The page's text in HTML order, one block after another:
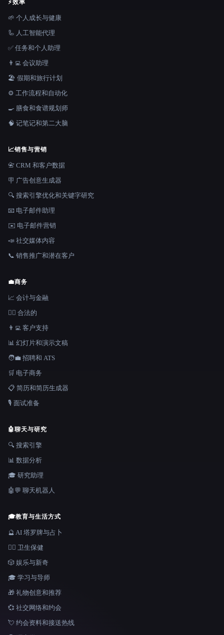
⚡效率
🌱 个人成长与健康
🦾 人工智能代理
✅ 任务和个人助理
👨‍💻 会议助理
🏖 假期和旅行计划
⚙️ 工作流程和自动化
🍳 膳食和食谱规划师
🧠 记笔记和第二大脑
📈销售与营销
📇 CRM 和客户数据
🪧 广告创意生成器
🔍 搜索引擎优化和关键字研究
📧 电子邮件助理
✉️ 电子邮件营销
📣 社交媒体内容
📞 销售推广和潜在客户
💼商务
📈 会计与金融
👩‍⚖️ 合法的
👨‍💻 客户支持
📊 幻灯片和演示文稿
🧑‍💼 招聘和 ATS
🛒 电子商务
📋 简历和简历生成器
🎙️ 面试准备
🤖聊天与研究
🔍 搜索引擎
📊 数据分析
🎓 研究助理
🤖💬 聊天机器人
🎓教育与生活方式
🔮 AI 塔罗牌与占卜
👩‍⚕️ 卫生保健
🎲 娱乐与新奇
🎓 学习与导师
🎁 礼物创意和推荐
💞 社交网络和约会
💘 约会资料和接送热线